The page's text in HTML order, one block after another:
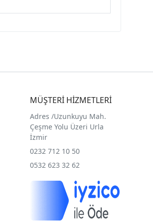
MÜŞTERİ HİZMETLERİ
Adres /Uzunkuyu Mah.
Çeşme Yolu Üzeri Urla
İzmir
0232 712 10 50
0532 623 32 62